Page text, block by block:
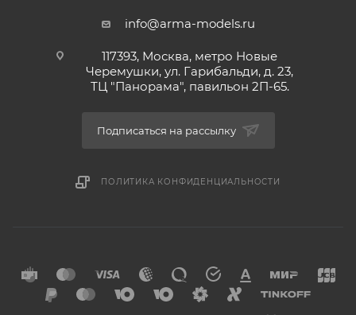
info@arma-models.ru
117393, Москва, метро Новые
Черемушки, ул. Гарибальди, д. 23,
ТЦ "Панорама", павильон 2П-65.
Подписаться на рассылку
ПОЛИТИКА КОНФИДЕНЦИАЛЬНОСТИ